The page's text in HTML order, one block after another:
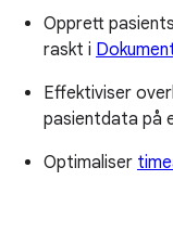
Opprett
raskt i
Effektiviser
pasientdata på
Optimaliser